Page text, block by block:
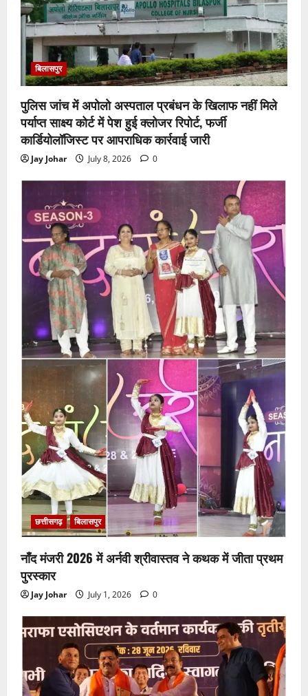
बिलासपुर
पुलिस जांच में अपोलो अस्पताल प्रबंधन के खिलाफ नहीं मिले
पर्याप्त साक्ष्य कोर्ट में पेश हुई क्लोजर रिपोर्ट, फर्जी
कार्डियोलॉजिस्ट पर आपराधिक कार्रवाई जारी
Jay Johar July 8, 2026 0
छत्तीसगढ़ बिलासपुर
नाँद मंजरी 2026 में अर्नवी श्रीवास्तव ने कथक में जीता प्रथम
पुरस्कार
Jay Johar July 1, 2026 0